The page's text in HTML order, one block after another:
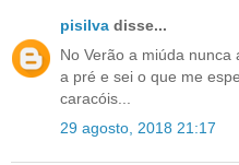
pisilva disse...
No Verão a miúda
a pré e sei o que me
caracóis...
29 agosto, 2018 21:17